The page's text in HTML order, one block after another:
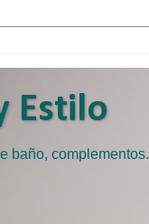
Estilo
baño, complementos.